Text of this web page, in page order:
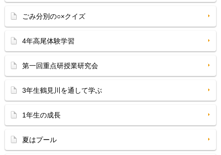
ごみ分別の○×クイズ
4年高尾体験学習
第一回重点研授業研究会
3年生鶴見川を通して学ぶ
1年生の成長
夏はプール